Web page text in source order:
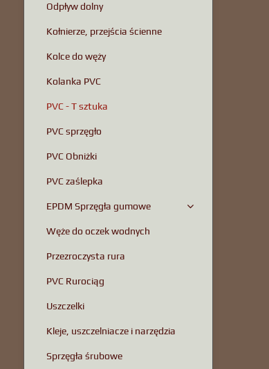
Odpływ dolny
Kołnierze, przejścia ścienne
Kolce do węży
Kolanka PVC
PVC - T sztuka
PVC sprzęgło
PVC Obniżki
PVC zaślepka
EPDM Sprzęgła gumowe
Węże do oczek wodnych
Przezroczysta rura
PVC Rurociąg
Uszczelki
Kleje, uszczelniacze i narzędzia
Sprzęgła śrubowe